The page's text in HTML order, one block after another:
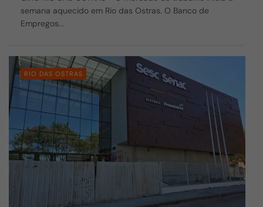
semana aquecido em Rio das Ostras. O Banco de
Empregos...
RIO DAS OSTRAS